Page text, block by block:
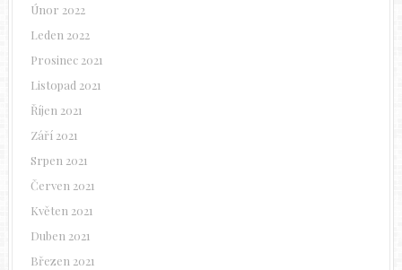
Únor 2022
Leden 2022
Prosinec 2021
Listopad 2021
Říjen 2021
Září 2021
Srpen 2021
Červen 2021
Květen 2021
Duben 2021
Březen 2021